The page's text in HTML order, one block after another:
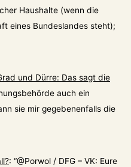
Haushalte (wenn die
eines Bundeslandes steht);
und Dürre: Das sagt die
auch ein
sie mir gegebenenfalls die
: “@Porwol / DFG – VK: Eure